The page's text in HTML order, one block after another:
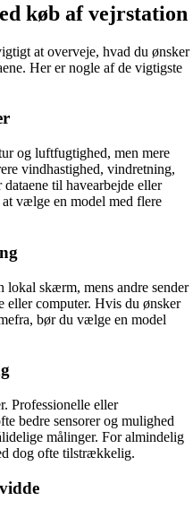
køb af vejrstation
at overveje, hvad du ønsker
Her er nogle af de vigtigste
og luftfugtighed, men mere
vindhastighed, vindretning,
til havearbejde eller
vælge en model med flere
lokal skærm, mens andre sender
eller computer. Hvis du ønsker
bør du vælge en model
Professionelle eller
bedre sensorer og mulighed
målinger. For almindelig
dog ofte tilstrækkelig.